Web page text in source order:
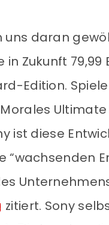
uns daran
in Zukunft
Edition. Spiele
ist diese
“wachsenden
zitiert. Sony